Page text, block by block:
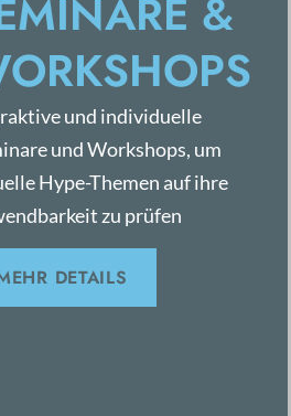
&
und individuelle
und Workshops, um
Hype-Themen auf ihre
zu prüfen
DETAILS